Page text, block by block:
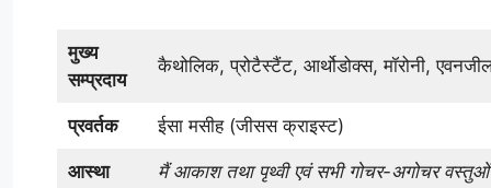
मुख्य
सम्प्रदाय
कैथोलिक, प्रोटैस्टैंट, आर्थोडोक्स, मॉरोनी,
प्रवर्तक ईसा मसीह (जीसस क्राइस्ट)
आस्था
मैं आकाश तथा पृथ्वी एवं सभी गोचर-अगोचर